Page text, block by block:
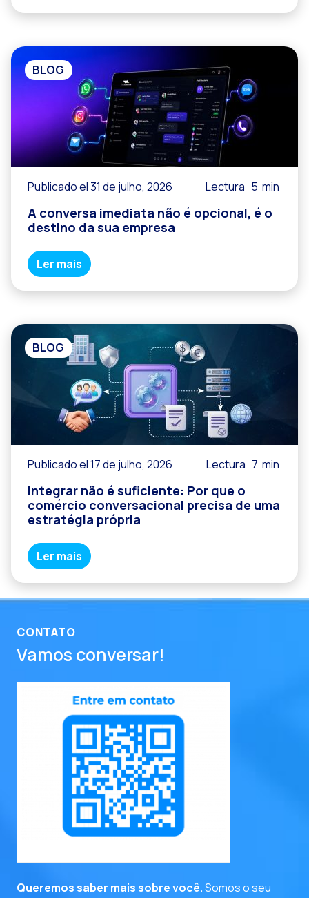
BLOG
Publicado el 31 de julho, 2026 Lectura 5 min
A conversa imediata não é opcional, é o
destino da sua empresa
Ler mais
BLOG
Publicado el 17 de julho, 2026 Lectura 7 min
Integrar não é suficiente: Por que o
comércio conversacional precisa de uma
estratégia própria
Ler mais
CONTATO
Vamos conversar!
Queremos saber mais sobre você.Somos o seu